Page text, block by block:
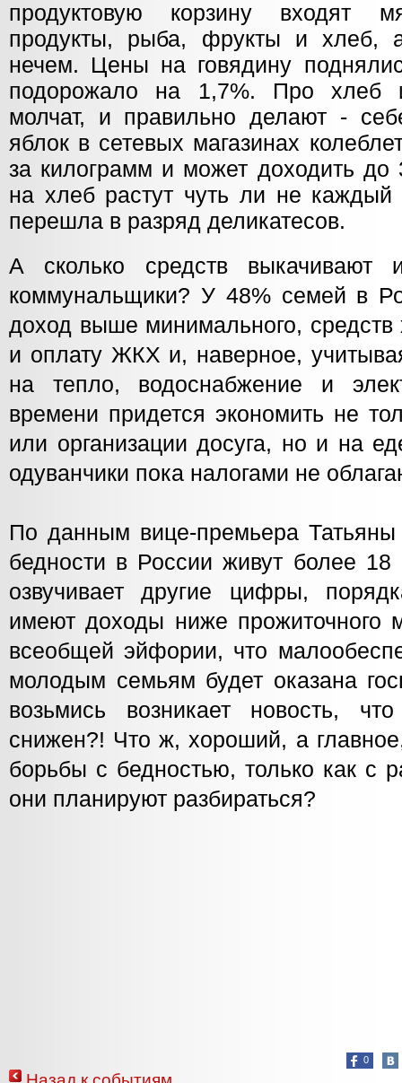
продуктовую корзину входят
продукты, рыба, фрукты и хлеб, а
нечем. Цены на говядину
подорожало на 1,7%. Про хлеб
молчат, и правильно делают -
яблок в сетевых магазинах
за килограмм и может доходить до
на хлеб растут чуть ли не
перешла в разряд деликатесов.
А сколько средств выкачивают
коммунальщики? У 48% семей в
доход выше минимального, средств
и оплату ЖКХ и, наверное,
на тепло, водоснабжение и
времени придется экономить не
или организации досуга, но и на
одуванчики пока налогами не
По данным вице-премьера Татьяны
бедности в России живут более 18
озвучивает другие цифры,
имеют доходы ниже
всеобщей эйфории, что
молодым семьям будет оказана
возьмись возникает новость,
снижен?! Что ж, хороший, а
борьбы с бедностью, только как с
они планируют разбираться?
0